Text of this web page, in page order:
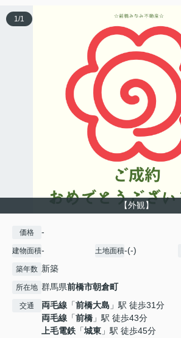
【外観】
1/1
価格 -
建物面積- 土地面積-(-)
築年数 新築
所在地 群馬県前橋市朝倉町
交通 両毛線 「前橋大島 」駅 徒歩31分
両毛線 「前橋 」駅 徒歩43分
上毛電鉄 「城東 」駅 徒歩45分